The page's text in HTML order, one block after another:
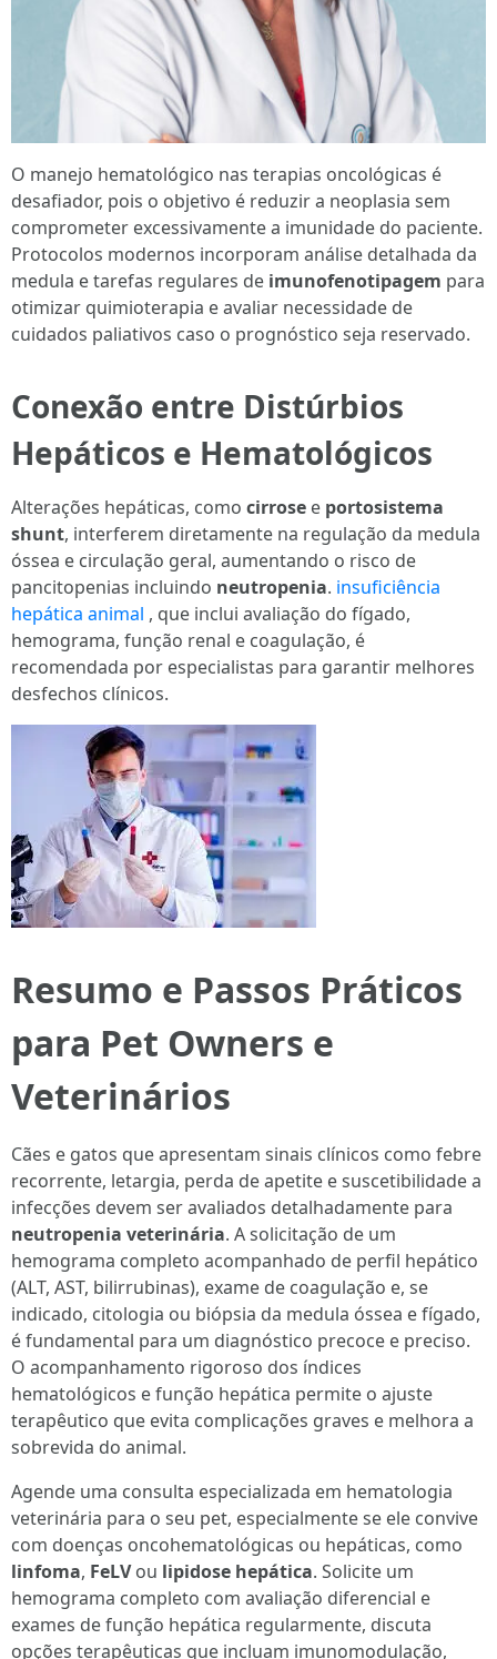
O manejo hematológico nas terapias oncológicas é
desafiador, pois o objetivo é reduzir a neoplasia sem
comprometer excessivamente a imunidade do paciente.
Protocolos modernos incorporam análise detalhada da
medula e tarefas regulares de imunofenotipagem para
otimizar quimioterapia e avaliar necessidade de
cuidados paliativos caso o prognóstico seja reservado.
Conexão entre Distúrbios
Hepáticos e Hematológicos
Alterações hepáticas, como cirrose e portosistema
shunt, interferem diretamente na regulação da medula
óssea e circulação geral, aumentando o risco de
pancitopenias incluindo neutropenia. insuficiência
hepática animal , que inclui avaliação do fígado,
hemograma, função renal e coagulação, é
recomendada por especialistas para garantir melhores
desfechos clínicos.
Resumo e Passos Práticos
para Pet Owners e
Veterinários
Cães e gatos que apresentam sinais clínicos como febre
recorrente, letargia, perda de apetite e suscetibilidade a
infecções devem ser avaliados detalhadamente para
neutropenia veterinária. A solicitação de um
hemograma completo acompanhado de perfil hepático
(ALT, AST, bilirrubinas), exame de coagulação e, se
indicado, citologia ou biópsia da medula óssea e fígado,
é fundamental para um diagnóstico precoce e preciso.
O acompanhamento rigoroso dos índices
hematológicos e função hepática permite o ajuste
terapêutico que evita complicações graves e melhora a
sobrevida do animal.
Agende uma consulta especializada em hematologia
veterinária para o seu pet, especialmente se ele convive
com doenças oncohematológicas ou hepáticas, como
linfoma, FeLVou lipidose hepática. Solicite um
hemograma completo com avaliação diferencial e
exames de função hepática regularmente, discuta
opções terapêuticas que incluam imunomodulação,